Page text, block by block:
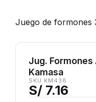
Juego de formones
Jug. Formones
Kamasa
SKU KM438
S/ 7.16